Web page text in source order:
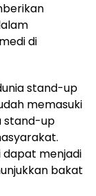
di
stand-up
memasuki
stand-up
dapat menjadi
bakat